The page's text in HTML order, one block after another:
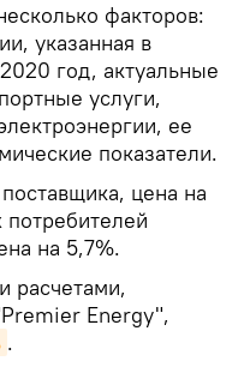
факторов:
указанная в
год, актуальные
услуги,
ее
показатели.
цена на
на 5,7%.
расчетами,
Energy",
.